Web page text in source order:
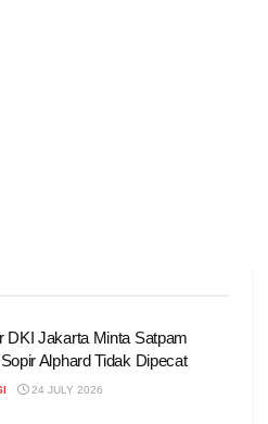
DKI Jakarta Minta Satpam
Alphard Tidak Dipecat
24 JULY 2026